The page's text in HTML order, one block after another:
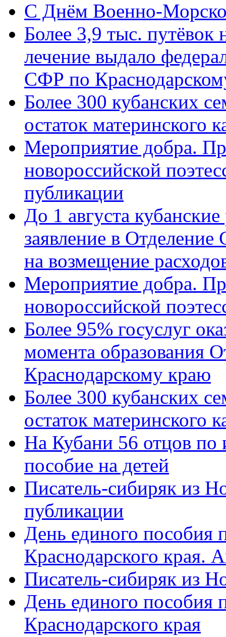
C Днём Военно-
Более 3,9 тыс. путёвок
лечение выдало
СФР по
Более 300 кубанских
остаток материнского
Мероприятие добра.
новороссийской
публикации
До 1 августа
заявление в
на возмещение
Мероприятие добра.
новороссийской
Более 95% госуслуг
момента образования
Краснодарскому краю
Более 300 кубанских
остаток материнского
На Кубани 56 отцов по
пособие на детей
Писатель-сибиряк из
публикации
День единого пособия
Краснодарского края.
Писатель-сибиряк из
День единого пособия
Краснодарского края